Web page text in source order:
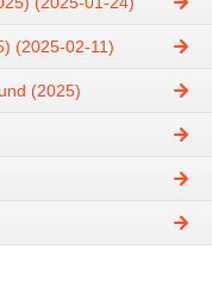
(2025-02-11)
(2025)